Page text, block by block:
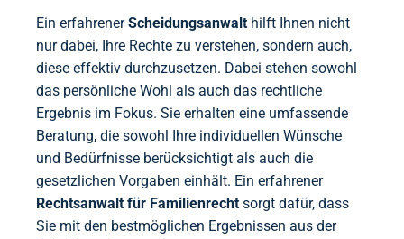
Ein erfahrenerScheidungsanwalt hilft Ihnen nicht
nur dabei, Ihre Rechte zu verstehen, sondern auch,
diese effektiv durchzusetzen. Dabei stehen sowohl
das persönliche Wohl als auch das rechtliche
Ergebnis im Fokus. Sie erhalten eine umfassende
Beratung, die sowohl Ihre individuellen Wünsche
und Bedürfnisse berücksichtigt als auch die
gesetzlichen Vorgaben einhält. Ein erfahrener
Rechtsanwalt für Familienrecht sorgt dafür, dass
Sie mit den bestmöglichen Ergebnissen aus der